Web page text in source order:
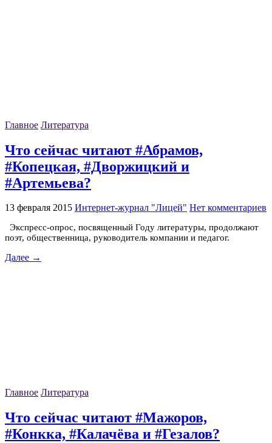
Главное Литература
Что сейчас читают #Абрамов,
#Копецкая, #Дворжицкий и
#Артемьева?
13 февраля 2015 Интернет-журнал "Лицей" Нет комментариев
Экспресс-опрос, посвященный Году литературы, продолжают
поэт, общественница, руководитель компании и педагог.
Далее →
Главное Литература
Что сейчас читают #Мажоров,
#Конкка, #Калачёва и #Гезалов?